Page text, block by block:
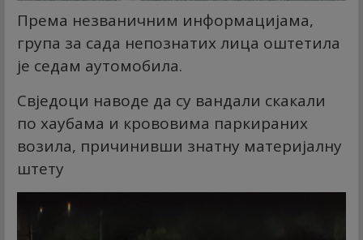
Према незваничним информацијама,
група за сада непознатих лица оштетила
је седам аутомобила.
Свједоци наводе да су вандали скакали
по хаубама и крововима паркираних
возила, причинивши знатну материјалну
штету